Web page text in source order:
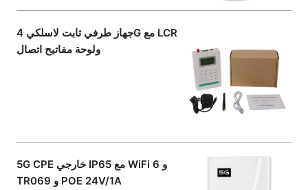
جهاز طرفي ثابت لاسلكي 4G مع LCR
ولوحة مفاتيح اتصال
5G CPE خارجي IP65 مع WiFi 6 و
TR069 و POE 24V/1A